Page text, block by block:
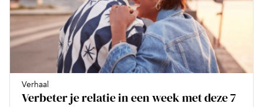
Verhaal
Verbeter je relatie in een week met deze 7